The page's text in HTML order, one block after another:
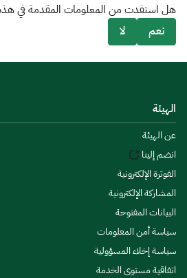
هل استفدت من المعلومات المقدمة في
نعم
لا
الهيئة
عن الهيئة
انضم إلينا
الفوترة الإلكترونية
المشاركة الإلكترونية
البيانات المفتوحة
سياسة أمن المعلومات
سياسة إخلاء المسؤولية
اتفاقية مستوى الخدمة